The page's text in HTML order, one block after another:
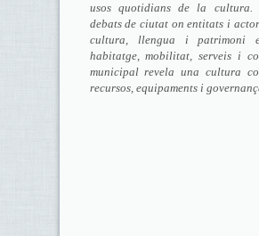
usos quotidians de la cultura.
debats de ciutat on entitats i
cultura, llengua i patrimoni
habitatge, mobilitat, serveis i
municipal revela una cultura
recursos, equipaments i